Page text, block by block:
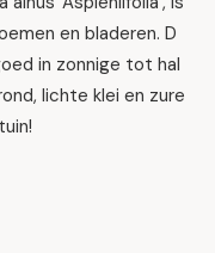
en bladeren. D
in zonnige tot hal
lichte klei en zure